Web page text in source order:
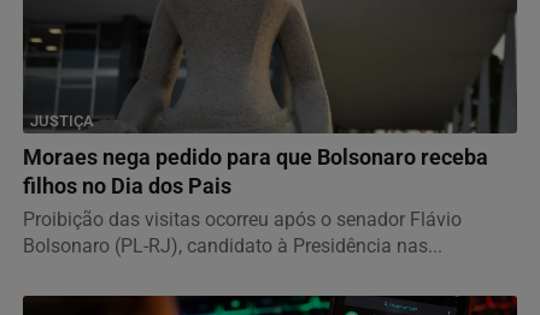
JUSTIÇA
Moraes nega pedido para que Bolsonaro receba
filhos no Dia dos Pais
Proibição das visitas ocorreu após o senador Flávio
Bolsonaro (PL-RJ), candidato à Presidência nas...